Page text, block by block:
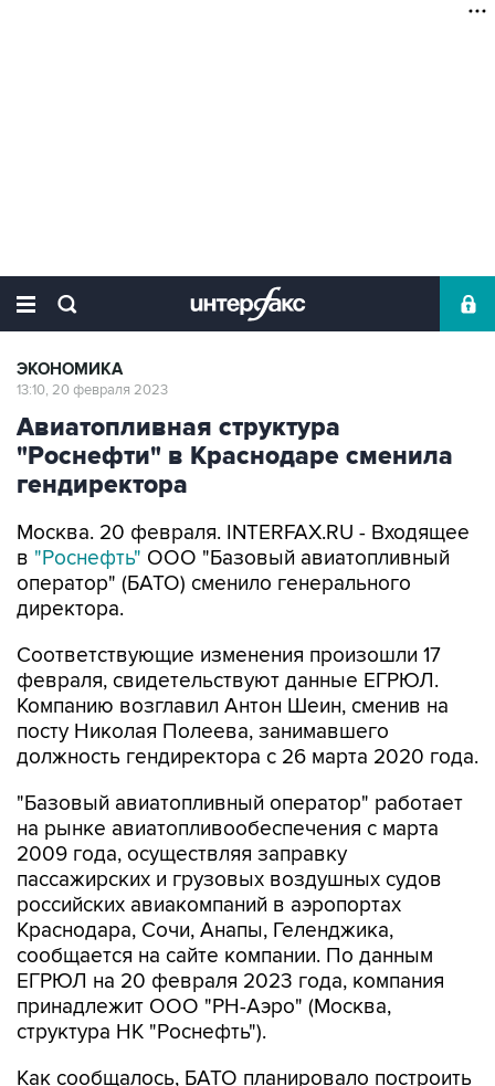
ЭКОНОМИКА
13:10, 20 февраля 2023
Авиатопливная структура
"Роснефти" в Краснодаре сменила
гендиректора
Москва. 20 февраля. INTERFAX.RU - Входящее
в "Роснефть" ООО "Базовый авиатопливный
оператор" (БАТО) сменило генерального
директора.
Соответствующие изменения произошли 17
февраля, свидетельствуют данные ЕГРЮЛ.
Компанию возглавил Антон Шеин, сменив на
посту Николая Полеева, занимавшего
должность гендиректора с 26 марта 2020 года.
"Базовый авиатопливный оператор" работает
на рынке авиатопливообеспечения с марта
2009 года, осуществляя заправку
пассажирских и грузовых воздушных судов
российских авиакомпаний в аэропортах
Краснодара, Сочи, Анапы, Геленджика,
сообщается на сайте компании. По данным
ЕГРЮЛ на 20 февраля 2023 года, компания
принадлежит ООО "РН-Аэро" (Москва,
структура НК "Роснефть").
Как сообщалось, БАТО планировало построить